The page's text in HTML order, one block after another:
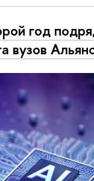
год
вузов